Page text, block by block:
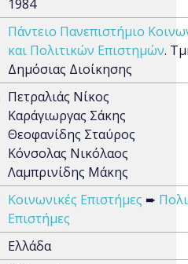
1984
Πάντειο Πανεπιστήμιο
και Πολιτικών Επιστημών.
Δημόσιας Διοίκησης
Πετραλιάς Νίκος
Καράγιωργας Σάκης
Θεοφανίδης Σταύρος
Κόνσολας Νικόλαος
Λαμπρινίδης Μάκης
Κοινωνικές Επιστήμες ➨
Επιστήμες
Ελλάδα